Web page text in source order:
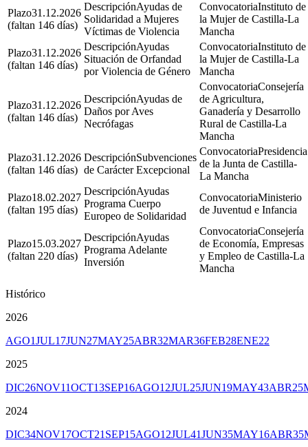
31.12.2026
(faltan 146 días)
Ayudas de
Solidaridad a Mujeres
Víctimas de Violencia
Instituto de
la Mujer de Castilla-La
Mancha
31.12.2026
(faltan 146 días)
Ayudas
Situación de Orfandad
por Violencia de Género
Instituto de
la Mujer de Castilla-La
Mancha
31.12.2026
(faltan 146 días)
Ayudas de
Daños por Aves
Necrófagas
Consejería
de Agricultura,
Ganadería y Desarrollo
Rural de Castilla-La
Mancha
31.12.2026
(faltan 146 días)
Subvenciones
de Carácter Excepcional
Presidencia
de la Junta de Castilla-
La Mancha
18.02.2027
(faltan 195 días)
Ayudas
Programa Cuerpo
Europeo de Solidaridad
Ministerio
de Juventud e Infancia
15.03.2027
(faltan 220 días)
Ayudas
Programa Adelante
Inversión
Consejería
de Economía, Empresas
y Empleo de Castilla-La
Mancha
Histórico
2026
AGO1JUL17JUN27MAY25ABR32MAR36FEB28ENE22
2025
DIC26NOV11OCT13SEP16AGO12JUL25JUN19MAY43ABR25
2024
DIC34NOV17OCT21SEP15AGO12JUL41JUN35MAY16ABR35